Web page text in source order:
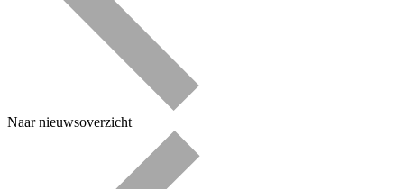
Naar nieuwsoverzicht